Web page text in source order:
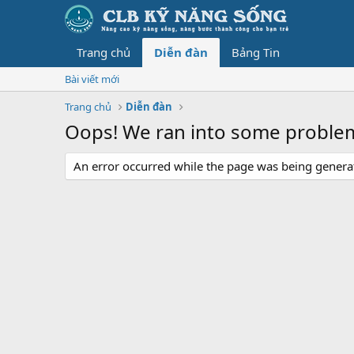
Trang chủ Diễn đàn Bảng Tin
Bài viết mới
Trang chủ
Diễn đàn
Oops! We ran into some
An error occurred while the page was being